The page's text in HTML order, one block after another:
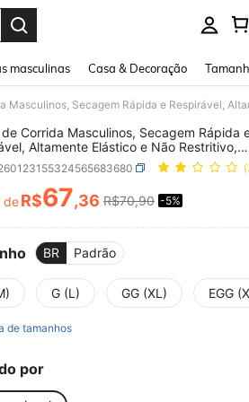
masculinas Casa & Decoração
Corrida Masculinos, Secagem Rápida
Altamente Elástico e Não Restritivo,
para Corrida, Basquete, Futebol e
AND
deR$67,36 R$70,90 -5%
BR Padrão
G (L) GG (XL) EGG
de tamanhos
por